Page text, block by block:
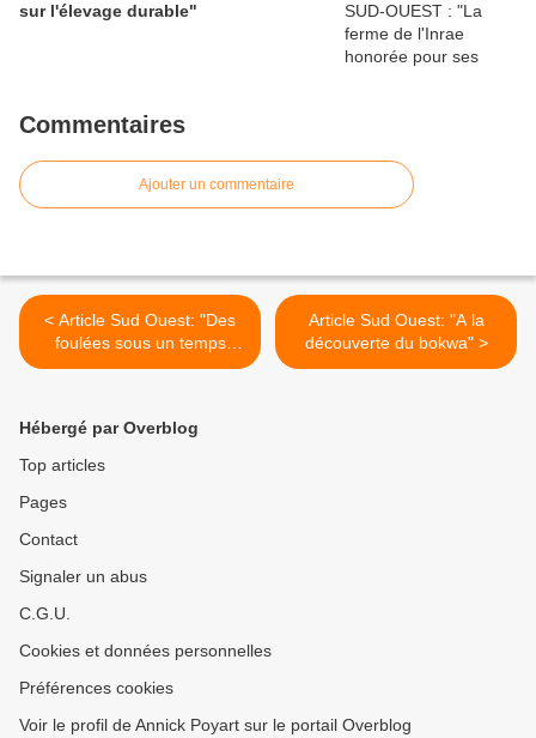
sur l'élevage durable"
Commentaires
Ajouter un commentaire
< Article Sud Ouest: "Des
foulées sous un temps
nordique"
Article Sud Ouest: "A la
découverte du bokwa" >
Hébergé par Overblog
Top articles
Pages
Contact
Signaler un abus
C.G.U.
Cookies et données personnelles
Préférences cookies
Voir le profil de Annick Poyart sur le portail Overblog